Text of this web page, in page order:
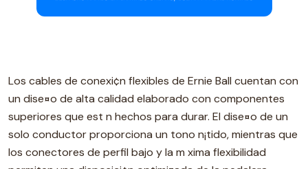
Los cables de conexi¢n flexibles de Ernie Ball cuentan con
un dise¤o de alta calidad elaborado con componentes
superiores que est n hechos para durar. El dise¤o de un
solo conductor proporciona un tono n¡tido, mientras que
los conectores de perfil bajo y la m xima flexibilidad